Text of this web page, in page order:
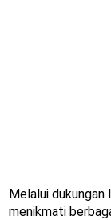
Melalui
menikmati